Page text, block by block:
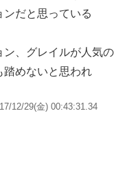
だと思っている
ン、グレイルが人気の
踏めないと思われ
12/29(金) 00:43:31.34